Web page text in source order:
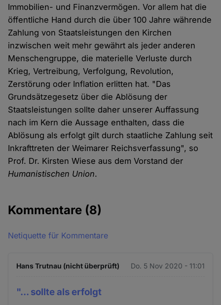
Immobilien- und Finanzvermögen. Vor allem hat die
öffentliche Hand durch die über 100 Jahre währende
Zahlung von Staatsleistungen den Kirchen
inzwischen weit mehr gewährt als jeder anderen
Menschengruppe, die materielle Verluste durch
Krieg, Vertreibung, Verfolgung, Revolution,
Zerstörung oder Inflation erlitten hat. "Das
Grundsätzegesetz über die Ablösung der
Staatsleistungen sollte daher unserer Auffassung
nach im Kern die Aussage enthalten, dass die
Ablösung als erfolgt gilt durch staatliche Zahlung seit
Inkrafttreten der Weimarer Reichsverfassung", so
Prof. Dr. Kirsten Wiese aus dem Vorstand der
Humanistischen Union.
Kommentare (8)
Netiquette für Kommentare
Hans Trutnau (nicht überprüft) Do. 5 Nov 2020 - 11:01
"... sollte als erfolgt